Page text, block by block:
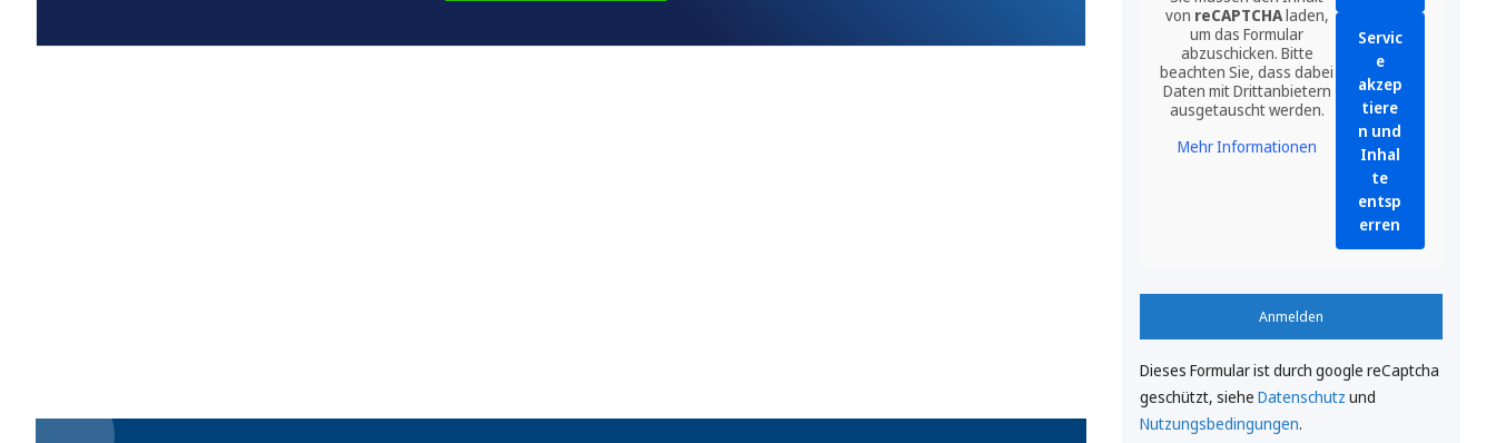
von reCAPTCHAladen,
um das Formular
abzuschicken. Bitte
beachten Sie, dass dabei
Daten mit Drittanbietern
ausgetauscht werden.
Mehr Informationen
Servic
e
akzep
tiere
n und
Inhal
te
entsp
erren
Anmelden
Dieses Formular ist durch google reCaptcha
geschützt, siehe Datenschutz und
Nutzungsbedingungen.